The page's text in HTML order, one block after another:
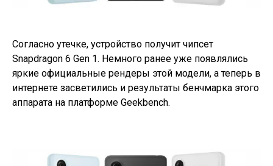
Согласно утечке, устройство получит чипсет
Snapdragon 6 Gen 1. Немного ранее уже появлялись
яркие официальные рендеры этой модели, а теперь в
интернете засветились и результаты бенчмарка этого
аппарата на платформе Geekbench.